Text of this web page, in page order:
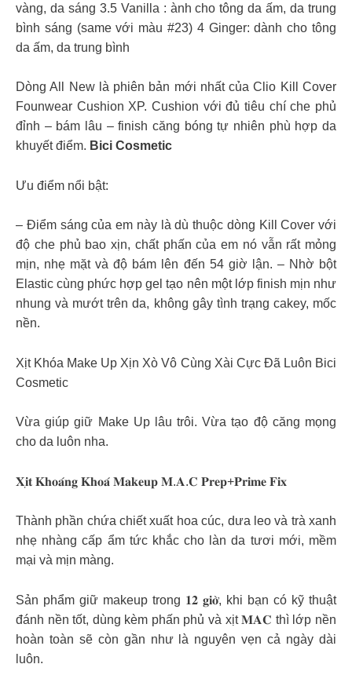
vàng, da sáng 3.5 Vanilla : ành cho tông da ấm, da trung
bình sáng (same với màu #23) 4 Ginger: dành cho tông
da ấm, da trung bình
Dòng All New là phiên bản mới nhất của Clio Kill Cover
Founwear Cushion XP. Cushion với đủ tiêu chí che phủ
đỉnh – bám lâu – finish căng bóng tự nhiên phù hợp da
khuyết điểm. Bici Cosmetic
Ưu điểm nổi bật:
– Điểm sáng của em này là dù thuộc dòng Kill Cover với
độ che phủ bao xịn, chất phấn của em nó vẫn rất mỏng
mịn, nhẹ mặt và độ bám lên đến 54 giờ lận. – Nhờ bột
Elastic cùng phức hợp gel tạo nên một lớp finish mịn như
nhung và mướt trên da, không gây tình trạng cakey, mốc
nền.
Xịt Khóa Make Up Xịn Xò Vô Cùng Xài Cực Đã Luôn Bici
Cosmetic
Vừa giúp giữ Make Up lâu trôi. Vừa tạo độ căng mọng
cho da luôn nha.
𝐗𝐢̣𝐭 𝐊𝐡𝐨𝐚́𝐧𝐠 𝐊𝐡𝐨𝐚́ 𝐌𝐚𝐤𝐞𝐮𝐩 𝐌.𝐀.𝐂 𝐏𝐫𝐞𝐩+𝐏𝐫𝐢𝐦𝐞 𝐅𝐢𝐱
Thành phần chứa chiết xuất hoa cúc, dưa leo và trà xanh
nhẹ nhàng cấp ẩm tức khắc cho làn da tươi mới, mềm
mại và mịn màng.
Sản phẩm giữ makeup trong 𝟏𝟐 𝐠𝐢𝐨̛̀, khi bạn có kỹ thuật
đánh nền tốt, dùng kèm phấn phủ và xịt 𝐌𝐀𝐂 thì lớp nền
hoàn toàn sẽ còn gần như là nguyên vẹn cả ngày dài
luôn.